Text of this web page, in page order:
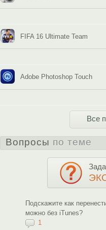
FIFA 16 Ultimate Team
Adobe Photoshop Touch
Все
Вопросы по теме
Подскажите как
можно без iTunes?
1